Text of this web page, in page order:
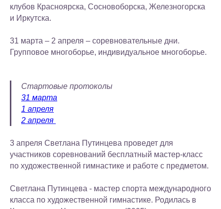
клубов Красноярска, Сосновоборска, Железногорска
и Иркутска.
31 марта – 2 апреля – соревновательные дни.
Групповое многоборье, индивидуальное многоборье.
Стартовые протоколы
31 марта
1 апреля
2 апреля
3 апреля Светлана Путинцева проведет для
участников соревнований бесплатный мастер-класс
по художественной гимнастике и работе с предметом.
Светлана Путинцева - мастер спорта международного
класса по художественной гимнастике. Родилась в